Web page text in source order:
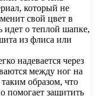
который не
свой цвет в
идет о теплой шапке,
из флиса или
надевается через
между ног на
образом, что
помогает защитить